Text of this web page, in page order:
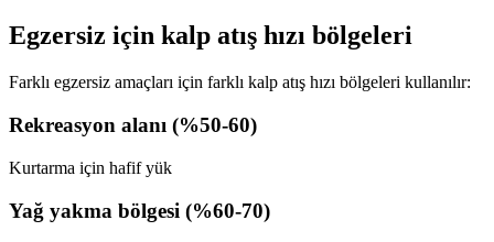
Egzersiz için kalp atış hızı bölgeleri
Farklı egzersiz amaçları için farklı kalp atış hızı bölgeleri kullanılır:
Rekreasyon alanı (%50-60)
Kurtarma için hafif yük
Yağ yakma bölgesi (%60-70)